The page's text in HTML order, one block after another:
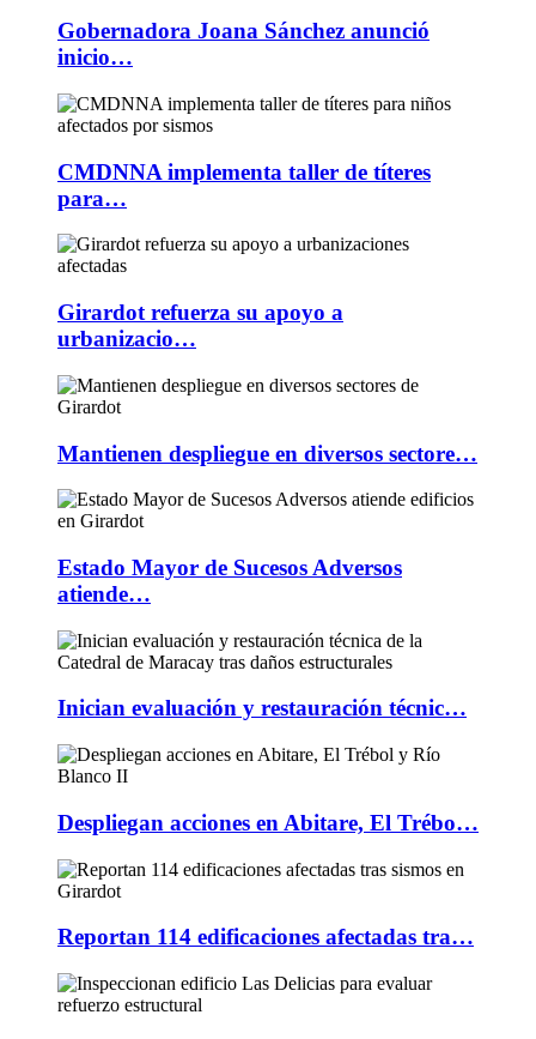
Gobernadora Joana Sánchez anunció
inicio…
CMDNNA implementa taller de títeres
para…
Girardot refuerza su apoyo a
urbanizacio…
Mantienen despliegue en diversos sectore…
Estado Mayor de Sucesos Adversos
atiende…
Inician evaluación y restauración técnic…
Despliegan acciones en Abitare, El Trébo…
Reportan 114 edificaciones afectadas tra…